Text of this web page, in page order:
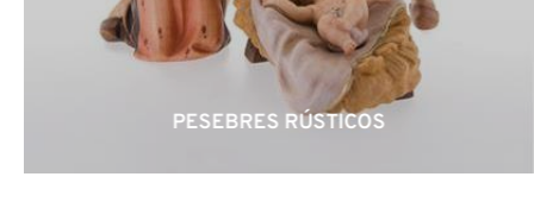
PESEBRES RÚSTICOS